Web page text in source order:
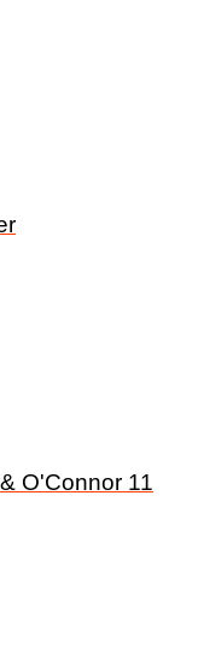
O'Connor 11